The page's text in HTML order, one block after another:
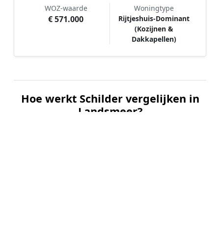
WOZ-waarde
€ 571.000
Woningtype
Rijtjeshuis-Dominant
(Kozijnen &
Dakkapellen)
Hoe werkt Schilder vergelijken in
Landsmeer?